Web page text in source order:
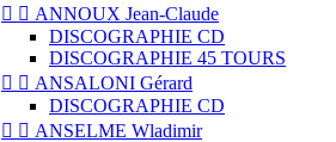
  ANNOUX Jean-Claude
DISCOGRAPHIE CD
DISCOGRAPHIE 45 TOURS
  ANSALONI Gérard
DISCOGRAPHIE CD
  ANSELME Wladimir